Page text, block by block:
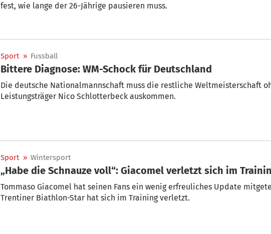
fest, wie lange der 26-Jährige pausieren muss.
Sport » Fussball
Bittere Diagnose: WM-Schock für Deutschland
Die deutsche Nationalmannschaft muss die restliche Weltmeisterschaft
Leistungsträger Nico Schlotterbeck auskommen.
Sport » Wintersport
„Habe die Schnauze voll“: Giacomel verletzt sich im
Tommaso Giacomel hat seinen Fans ein wenig erfreuliches Update
Trentiner Biathlon-Star hat sich im Training verletzt.